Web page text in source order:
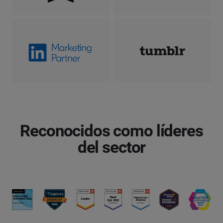
Reconocidos como líderes
del sector